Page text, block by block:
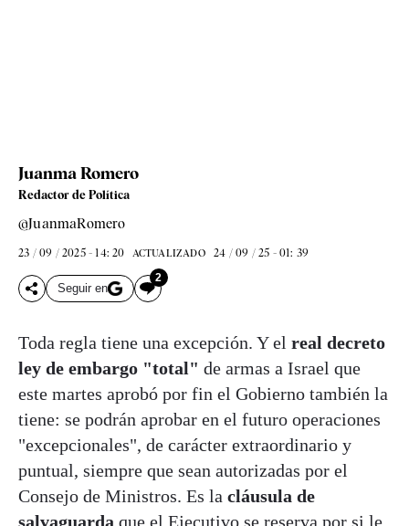
Juanma Romero
Redactor de Política
@JuanmaRomero
23 / 09 / 2025 - 14: 20 ACTUALIZADO 24 / 09 / 25 - 01: 39
Seguir en
2
Toda regla tiene una excepción. Y el real decreto
ley de embargo "total" de armas a Israel que
este martes aprobó por fin el Gobierno también la
tiene: se podrán aprobar en el futuro operaciones
"excepcionales", de carácter extraordinario y
puntual, siempre que sean autorizadas por el
Consejo de Ministros. Es la cláusula de
salvaguarda que el Ejecutivo se reserva por si le